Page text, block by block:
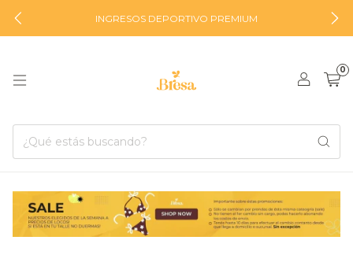
INGRESOS DEPORTIVO PREMIUM
0